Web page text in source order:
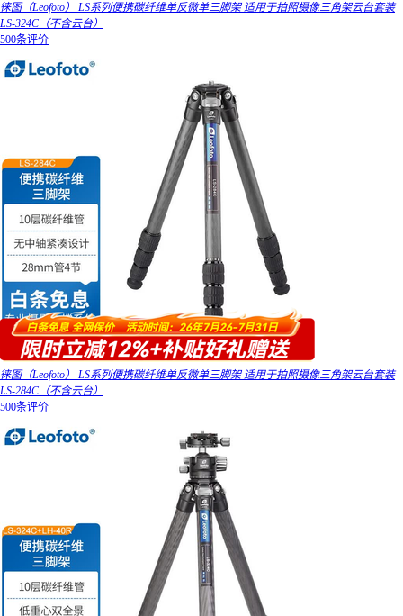
徕图（Leofoto） LS系列便携碳纤维单反微单三脚架 适用于拍照摄像三角架云台套装
LS-324C（不含云台）
500条评价
徕图（Leofoto） LS系列便携碳纤维单反微单三脚架 适用于拍照摄像三角架云台套装
LS-284C（不含云台）
500条评价